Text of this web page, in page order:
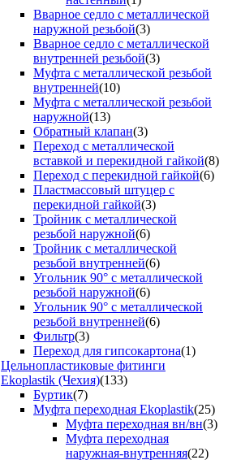
Вварное седло с металлической
наружной резьбой(3)
Вварное седло с металлической
внутренней резьбой(3)
Муфта с металлической резьбой
внутренней(10)
Муфта с металлической резьбой
наружной(13)
Обратный клапан(3)
Переход с металлической
вставкой и перекидной гайкой(8)
Переход с перекидной гайкой(6)
Пластмассовый штуцер с
перекидной гайкой(3)
Тройник с металлической
резьбой наружной(6)
Тройник с металлической
резьбой внутренней(6)
Угольник 90° с металлической
резьбой наружной(6)
Угольник 90° с металлической
резьбой внутренней(6)
Фильтр(3)
Переход для гипсокартона(1)
Цельнопластиковые фитинги
Ekoplastik (Чехия)(133)
Буртик(7)
Муфта переходная Ekoplastik(25)
Муфта переходная вн/вн(3)
Муфта переходная
наружная-внутренняя(22)